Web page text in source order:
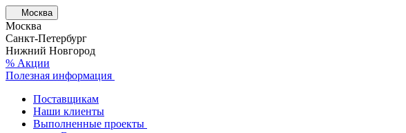
Москва
Москва
Санкт-Петербург
Нижний Новгород
% Акции
Полезная информация
Поставщикам
Наши клиенты
Выполненные проекты